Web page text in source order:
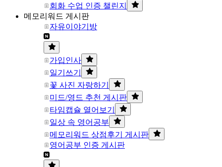
회화 수업 인증 챌린지
메모리워드 게시판
자유이야기방
가입인사
일기쓰기
꽃 사진 자랑하기
미드/영드 추천 게시판
타임캡슐 열어보기
일상 속 영어공부
메모리워드 상점후기 게시판
영어공부 인증 게시판